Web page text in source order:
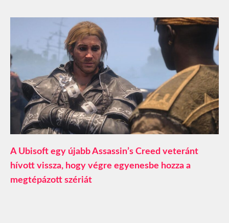
A Ubisoft egy újabb Assassin’s Creed veteránt
hívott vissza, hogy végre egyenesbe hozza a
megtépázott szériát